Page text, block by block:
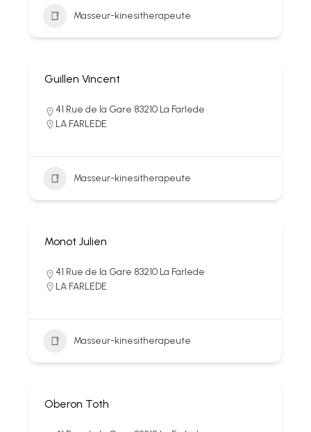
Masseur-kinesitherapeute
Guillen Vincent
41 Rue de la Gare 83210 La Farlede
LA FARLEDE
Masseur-kinesitherapeute
Monot Julien
41 Rue de la Gare 83210 La Farlede
LA FARLEDE
Masseur-kinesitherapeute
Oberon Toth